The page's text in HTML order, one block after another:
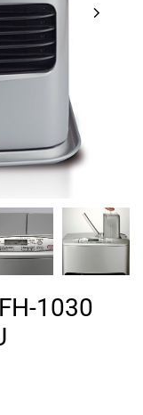
1030